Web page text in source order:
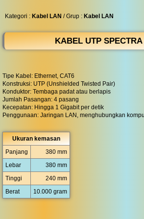
Kategori : Kabel LAN / Grup : Kabel LAN
KABEL UTP SPECTRA
Tipe Kabel: Ethernet, CAT6
Konstruksi: UTP (Unshielded Twisted Pair)
Konduktor: Tembaga padat atau berlapis
Jumlah Pasangan: 4 pasang
Kecepatan: Hingga 1 Gigabit per detik
Penggunaan: Jaringan LAN, menghubungkan
Ukuran kemasan
Panjang
380 mm
Lebar
380 mm
Tinggi
240 mm
Berat
10.000 gram